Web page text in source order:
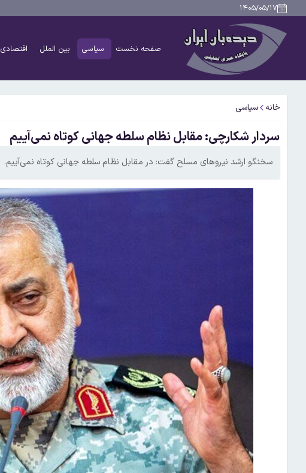
۱۴۰۵/۰۵/۱۷
صفحه نخست سیاسی بین الملل اقتصادی
خانه سیاسی
سردار شکارچی: مقابل نظام سلطه جهانی کوتاه نمی‌آییم
سخنگو ارشد نیروهای مسلح گفت: در مقابل نظام سلطه جهانی کوتاه نمی‌آییم.